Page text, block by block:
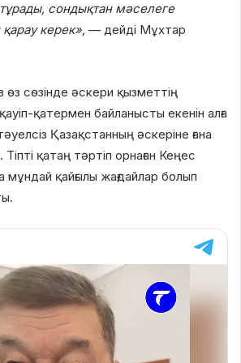
сондықтан мәселеге
керек», — дейді Мұхтар
сөзінде әскери қызметтің
қатермен байланысты екенін алға
Қазақстанның әскеріне ғана
қатаң тәртіп орнаған Кеңес
мұндай қайғылы жағдайлар болып